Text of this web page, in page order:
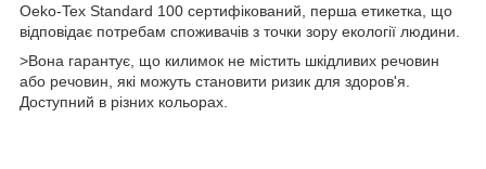
Oeko-Tex Standard 100 сертифікований, перша етикетка, що
відповідає потребам споживачів з точки зору екології людини.
>Вона гарантує, що килимок не містить шкідливих речовин
або речовин, які можуть становити ризик для здоров'я.
Доступний в різних кольорах.